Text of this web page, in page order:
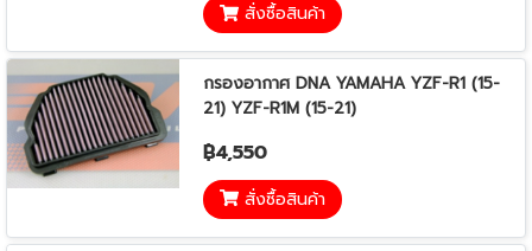
สั่งซื้อสินค้า
กรองอากาศ DNA YAMAHA YZF-R1 (15-
21) YZF-R1M (15-21)
฿4,550
สั่งซื้อสินค้า